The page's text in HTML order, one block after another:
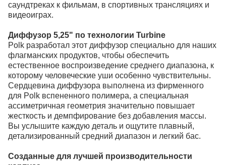
саундтреках к фильмам, в спортивных трансляциях и
видеоиграх.
Диффузор 5,25" по технологии Turbine
Polk разработал этот диффузор специально для наших
флагманских продуктов, чтобы обеспечить
естественное воспроизведение среднего диапазона, к
которому человеческие уши особенно чувствительны.
Сердцевина диффузора выполнена из фирменного
для Polk вспененного полимера, а специальная
ассиметричная геометрия значительно повышает
жесткость и демпфирование без добавления массы.
Вы услышите каждую деталь и ощутите плавный,
детализированный средний диапазон и легкий бас.
Созданные для лучшей производительности